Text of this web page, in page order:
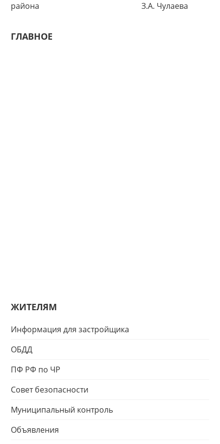
района З.А. Чулаева
ГЛАВНОЕ
ЖИТЕЛЯМ
Информация для застройщика
ОБДД
ПФ РФ по ЧР
Совет безопасности
Муниципальный контроль
Объявления